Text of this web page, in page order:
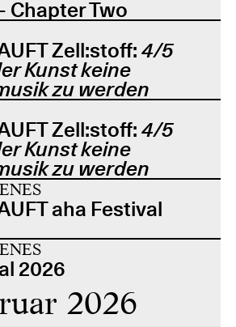
Chapter Two
Zell:stoff: 4/5
Kunst keine
zu werden
Zell:stoff: 4/5
Kunst keine
zu werden
aha Festival
2026
2026